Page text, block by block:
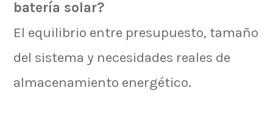
batería solar?
El equilibrio entre presupuesto, tamaño
del sistema y necesidades reales de
almacenamiento energético.